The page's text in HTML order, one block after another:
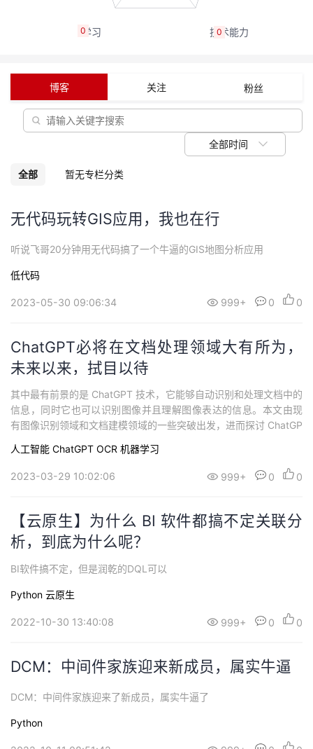
动
关
我
的
发
者
学
堂
的
课
程
我
的
认
证
我
的
实
验
我
的
收
藏
我
Programs
的
持
我
的
技
术
支
持
我
的
云
声
建
议
0
0
博客 关注 粉丝
全部时间
全部 暂无专栏分类
无代码玩转GIS应用，我也在行
听说飞哥20分钟用无代码搞了一个牛逼的GIS地图分析应用
低代码
2023-05-30 09:06:34 999+ 0 0
ChatGPT必将在文档处理领域大有所为，
未来以来，拭目以待
其中最有前景的是 ChatGPT 技术，它能够自动识别和处理文档中的
信息，同时它也可以识别图像并且理解图像表达的信息。本文由现
有图像识别领域和文档建模领域的一些突破出发，进而探讨 ChatGP
人工智能 ChatGPT OCR 机器学习
2023-03-29 10:02:06 999+ 0 0
【云原生】为什么 BI 软件都搞不定关联分
析，到底为什么呢？
BI软件搞不定，但是润乾的DQL可以
Python 云原生
2022-10-30 13:40:08 999+ 0 0
DCM：中间件家族迎来新成员，属实牛逼
DCM：中间件家族迎来了新成员，属实牛逼了
Python